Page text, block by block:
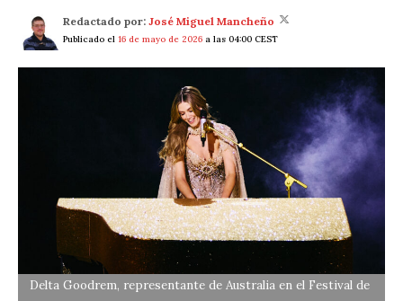
Redactado por: José Miguel Mancheño
Publicado el 16 de mayo de 2026 a las 04:00 CEST
Delta Goodrem, representante de Australia en el Festival de